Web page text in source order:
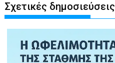
Σχετικές δημοσιεύσεις